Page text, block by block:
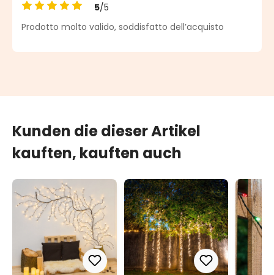
Durchschnittliche Bewertung von 5 von 5 Sternen
5/5
Prodotto molto valido, soddisfatto dell’acquisto
Kunden die dieser Artikel
kauften, kauften auch